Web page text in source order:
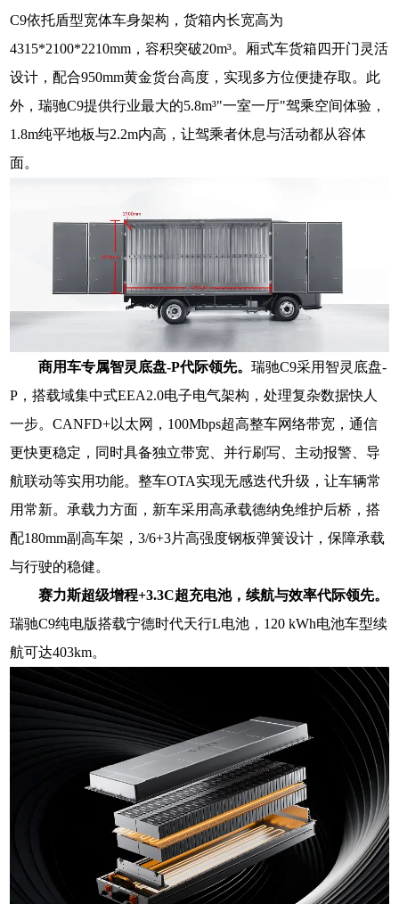
C9依托盾型宽体车身架构，货箱内长宽高为
4315*2100*2210mm，容积突破20m³。厢式车货箱四开门灵活
设计，配合950mm黄金货台高度，实现多方位便捷存取。此
外，瑞驰C9提供行业最大的5.8m³"一室一厅"驾乘空间体验，
1.8m纯平地板与2.2m内高，让驾乘者休息与活动都从容体
面。
商用车专属智灵底盘-P代际领先。瑞驰C9采用智灵底盘-
P，搭载域集中式EEA2.0电子电气架构，处理复杂数据快人
一步。CANFD+以太网，100Mbps超高整车网络带宽，通信
更快更稳定，同时具备独立带宽、并行刷写、主动报警、导
航联动等实用功能。整车OTA实现无感迭代升级，让车辆常
用常新。承载力方面，新车采用高承载德纳免维护后桥，搭
配180mm副高车架，3/6+3片高强度钢板弹簧设计，保障承载
与行驶的稳健。
赛力斯超级增程+3.3C超充电池，续航与效率代际领先。
瑞驰C9纯电版搭载宁德时代天行L电池，120 kWh电池车型续
航可达403km。